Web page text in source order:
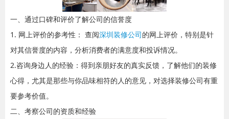
一、通过口碑和评价了解公司的信誉度
1. 网上评价的参考性： 查阅深圳装修公司的网上评价，特别是针
对其信誉度的内容，分析消费者的满意度和投诉情况。
2.咨询身边人的经验：得到亲朋好友的真实反馈，了解他们的装修
心得，尤其是那些与你品味相符的人的意见，对选择装修公司有重
要参考价值。
二、考察公司的资质和经验